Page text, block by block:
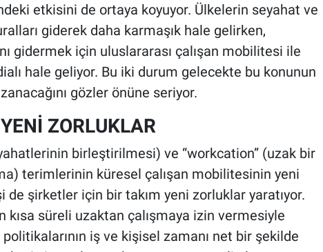
etkisini de ortaya koyuyor. Ülkelerin seyahat ve
giderek daha karmaşık hale gelirken,
gidermek için uluslararası çalışan mobilitesi ile
hale geliyor. Bu iki durum gelecekte bu konunun
gözler önüne seriyor.
ZORLUKLAR
birleştirilmesi) ve “workcation” (uzak bir
terimlerinin küresel çalışan mobilitesinin yeni
şirketler için bir takım yeni zorluklar yaratıyor.
kısa süreli uzaktan çalışmaya izin vermesiyle
iş ve kişisel zamanı net bir şekilde